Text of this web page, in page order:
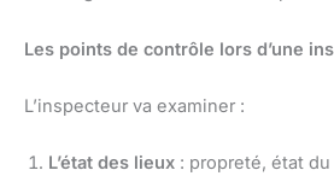
Les points de contrôle lors d’une
L’inspecteur va examiner :
L’état des lieux : propreté, état